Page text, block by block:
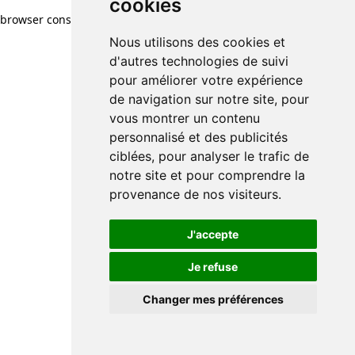
cookies
Nous utilisons des cookies et
d'autres technologies de suivi
pour améliorer votre expérience
de navigation sur notre site, pour
vous montrer un contenu
personnalisé et des publicités
ciblées, pour analyser le trafic de
notre site et pour comprendre la
provenance de nos visiteurs.
J'accepte
Je refuse
Changer mes préférences
browser console for more information)